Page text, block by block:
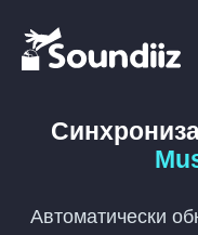
Автоматически